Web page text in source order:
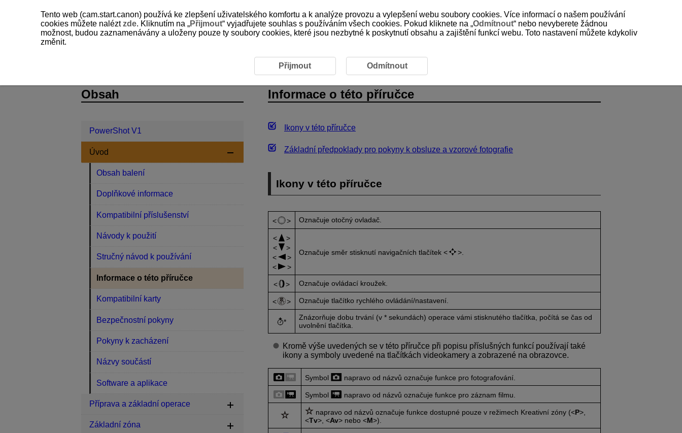
Informace o této příručce
Ikony v této příručce
Základní předpoklady pro pokyny k obsluze a vzorové fotografie
Ikony v této příručce
Označuje otočný ovladač.
Označuje směr stisknutí navigačních tlačítek
Označuje ovládací kroužek.
Označuje tlačítko rychlého ovládání/nastavení.
*
Znázorňuje dobu trvání (v * sekundách) operace vámi stisknutého tlačítka, počítá se čas od
uvolnění tlačítka.
Kromě výše uvedených se v této příručce při popisu příslušných funkcí používají také
ikony a symboly uvedené na tlačítkách videokamery a zobrazené na obrazovce.
Symbol napravo od názvů označuje funkce pro fotografování.
Symbol napravo od názvů označuje funkce pro záznam filmu.
napravo od názvů označuje funkce dostupné pouze v režimech Kreativní zóny ( P
Tv
, Av nebo M ).
Obsah
PowerShot V1
Úvod
Obsah balení
Doplňkové informace
Kompatibilní příslušenství
Návody k použití
Stručný návod k používání
Informace o této příručce
Kompatibilní karty
Bezpečnostní pokyny
Pokyny k zacházení
Názvy součástí
Software a aplikace
Příprava a základní operace
Základní zóna
Tento web (cam.start.canon) používá ke zlepšení uživatelského komfortu a k analýze provozu a vylepšení webu soubory cookies. Více informací o našem používání
cookies můžete naléztzde. Kliknutím na „Přijmout“ vyjadřujete souhlas s používáním všech cookies. Pokud kliknete na „Odmítnout“ nebo nevyberete žádnou
možnost, budou zaznamenávány a uloženy pouze ty soubory cookies, které jsou nezbytné k poskytnutí obsahu a zajištění funkcí webu. Toto nastavení můžete kdykoliv
změnit.
Přijmout Odmítnout